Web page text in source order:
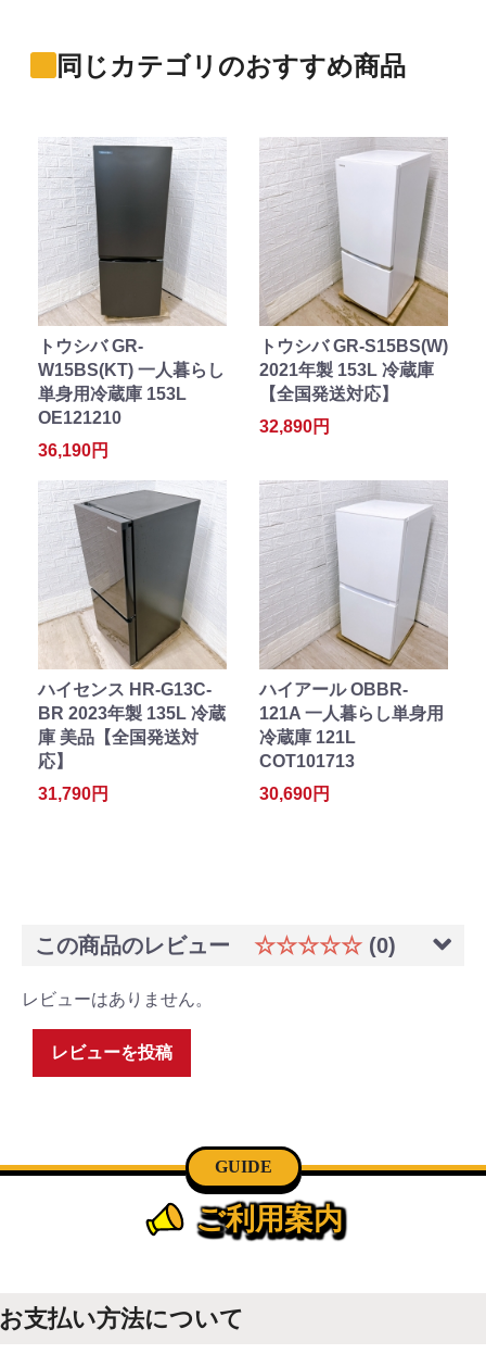
同じカテゴリのおすすめ商品
トウシバ GR-
W15BS(KT) 一人暮らし
単身用冷蔵庫 153L
OE121210
36,190円
トウシバ GR-S15BS(W)
2021年製 153L 冷蔵庫
【全国発送対応】
32,890円
ハイセンス HR-G13C-
BR 2023年製 135L 冷蔵
庫 美品【全国発送対
応】
31,790円
ハイアール OBBR-
121A 一人暮らし単身用
冷蔵庫 121L
COT101713
30,690円
この商品のレビュー ☆☆☆☆☆ (0)
レビューはありません。
レビューを投稿
GUIDE
ご利用案内
お支払い方法について